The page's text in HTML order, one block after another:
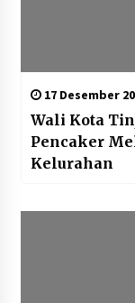
17 Desember
Wali Kota
Pencaker
Kelurahan